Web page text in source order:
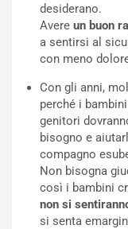
desiderano.
Avere un buon
a sentirsi al
con meno
Con gli anni,
perché i
genitori
bisogno e
compagno
Non bisogna
così i bambini
non si
si senta